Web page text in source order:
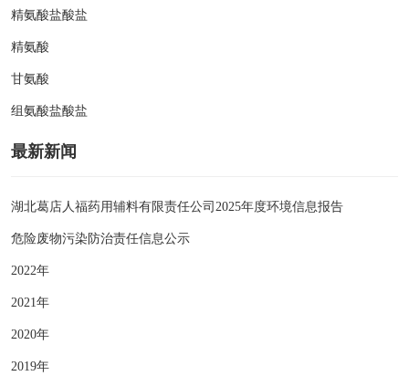
精氨酸盐酸盐
精氨酸
甘氨酸
组氨酸盐酸盐
最新新闻
湖北葛店人福药用辅料有限责任公司2025年度环境信息报告
危险废物污染防治责任信息公示
2022年
2021年
2020年
2019年